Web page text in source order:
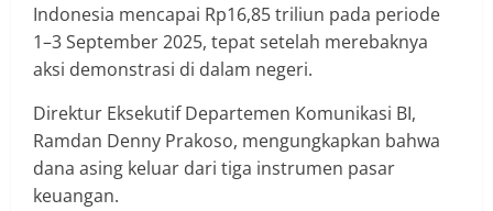
Indonesia mencapai Rp16,85 triliun pada periode
1–3 September 2025, tepat setelah merebaknya
aksi demonstrasi di dalam negeri.
Direktur Eksekutif Departemen Komunikasi BI,
Ramdan Denny Prakoso, mengungkapkan bahwa
dana asing keluar dari tiga instrumen pasar
keuangan.